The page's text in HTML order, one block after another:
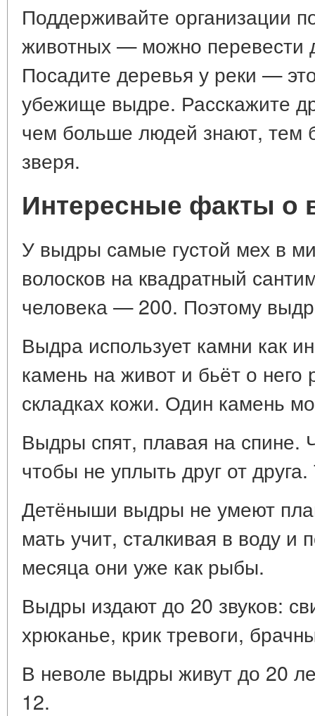
Поддерживайте организации
животных — можно перевести
Посадите деревья у реки —
убежище выдре. Расскажите
чем больше людей знают, тем
зверя.
Интересные факты о
У выдры самые густой мех в
волосков на квадратный
человека — 200. Поэтому
Выдра использует камни как
камень на живот и бьёт о него
складках кожи. Один камень
Выдры спят, плавая на спине.
чтобы не уплыть друг от
Детёныши выдры не умеют
мать учит, сталкивая в воду и
месяца они уже как рыбы.
Выдры издают до 20 звуков:
хрюканье, крик тревоги,
В неволе выдры живут до 20
12.